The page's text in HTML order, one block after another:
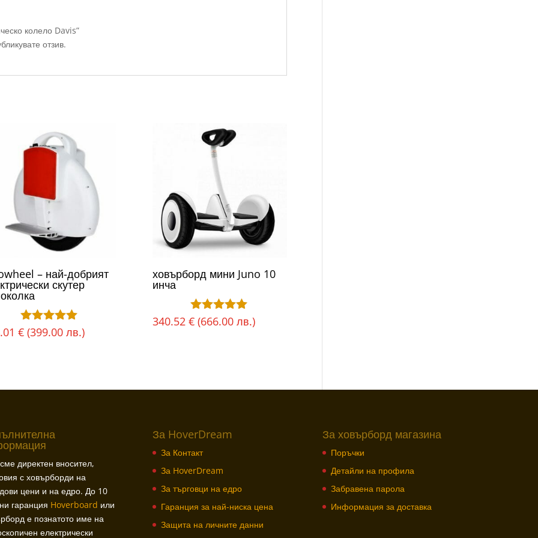
колело Davis”
отзив.
– най-добрият
скутер
Оценено с
5.00
€ (399.00 лв.)
ховърборд мини Juno 10
инча
Оценено с
5.00
340.52 € (666.00 лв.)
директен вносител,
с ховърборди на
цени и на едро. До 10
гаранция Hoverboard или
е познатото име на
електрически
За HoverDream
За Контакт
За HoverDream
За търговци на едро
Гаранция за най-ниска цена
Защита на личните данни
За ховърборд магазина
Поръчки
Детайли на профила
Забравена парола
Информация за доставка